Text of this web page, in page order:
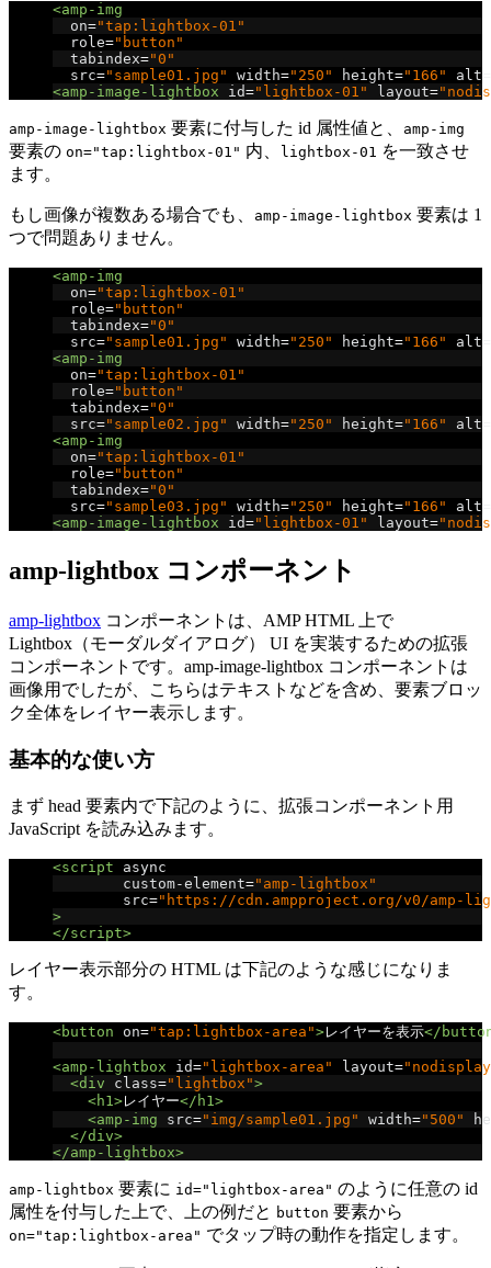
<amp-img
on="tap:lightbox-01"
role="button"
tabindex="0"
src="sample01.jpg" width="250" height="166" alt
<amp-image-lightbox
id="lightbox-01" layout=
amp-image-lightbox 要素に付与した id 属性値と、 amp-img
要素の on="tap:lightbox-01" 内、 lightbox-01 を一致させ
ます。
もし画像が複数ある場合でも、 amp-image-lightbox 要素は 1
つで問題ありません。
<amp-img
on="tap:lightbox-01"
role="button"
tabindex="0"
src="sample01.jpg" width="250" height="166" alt
<amp-img
on="tap:lightbox-01"
role="button"
tabindex="0"
src="sample02.jpg" width="250" height="166" alt
<amp-img
on="tap:lightbox-01"
role="button"
tabindex="0"
src="sample03.jpg" width="250" height="166" alt
<amp-image-lightbox
id="lightbox-01" layout=
amp-lightbox コンポーネント
amp-lightbox コンポーネントは、AMP HTML 上で
Lightbox（モーダルダイアログ） UI を実装するための拡張
コンポーネントです。amp-image-lightbox コンポーネントは
画像用でしたが、こちらはテキストなどを含め、要素ブロッ
ク全体をレイヤー表示します。
基本的な使い方
まず head 要素内で下記のように、拡張コンポーネント用
JavaScript を読み込みます。
<script
async
custom-element="amp-lightbox"
src="https://cdn.ampproject.org/v0/amp-
>
</script>
レイヤー表示部分の HTML は下記のような感じになりま
す。
<button on="tap:lightbox-area">レイヤーを表示</
<amp-lightbox id="lightbox-area" layout=
<div
class="lightbox">
<h1>レイヤー</h1>
<amp-img
src="img/sample01.jpg" width="500"
</div>
</amp-lightbox>
amp-lightbox 要素に id="lightbox-area" のように任意の id
属性を付与した上で、上の例だと button 要素から
on="tap:lightbox-area" でタップ時の動作を指定します。